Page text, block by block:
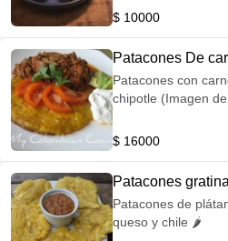
$ 10000
Patacones De
Patacones con
chipotle (Imagen
$ 16000
Patacones
Patacones de
queso y chile 🌶